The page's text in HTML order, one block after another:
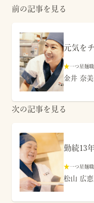
前の記事を見る
元気を
★一つ星麺職
金井 奈美
次の記事を見る
勤続13
★一つ星麺職
松山 広恵